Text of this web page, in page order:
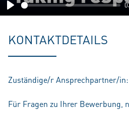
Play
KONTAKTDETAILS
Zuständige/r Ansprechpartner/
Für Fragen zu Ihrer Bewerbung,